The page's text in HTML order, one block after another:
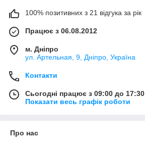
100% позитивних з 21 відгука за рік
Працює з 06.08.2012
м. Дніпро
ул. Артельная, 9, Дніпро, Україна
Контакти
Сьогодні працює з 09:00 до 17:30
Показати весь графік роботи
Про нас